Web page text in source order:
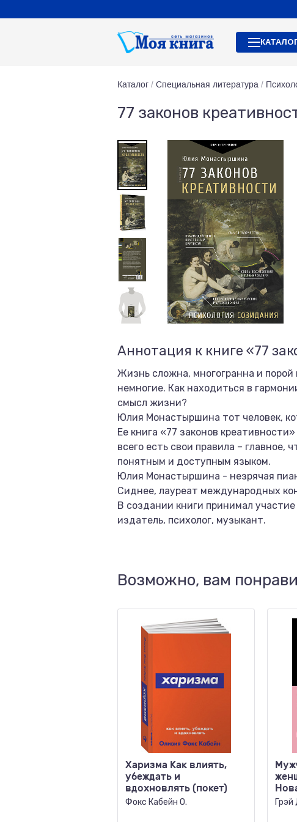
Каталог / Специальная литература /
77 законов
Аннотация к книге «77
Жизнь сложна, многогранна и
немногие. Как находиться в
смысл жизни?
Юлия Монастыршина тот человек,
Ее книга «77 законов
всего есть свои правила –
понятным и доступным языком.
Юлия Монастыршина - незрячая
Сиднее, лауреат международных
В создании книги принимал
издатель, психолог, музыкант.
Возможно, вам
Харизма Как влиять,
убеждать и
вдохновлять (покет)
Фокс Кабейн О.